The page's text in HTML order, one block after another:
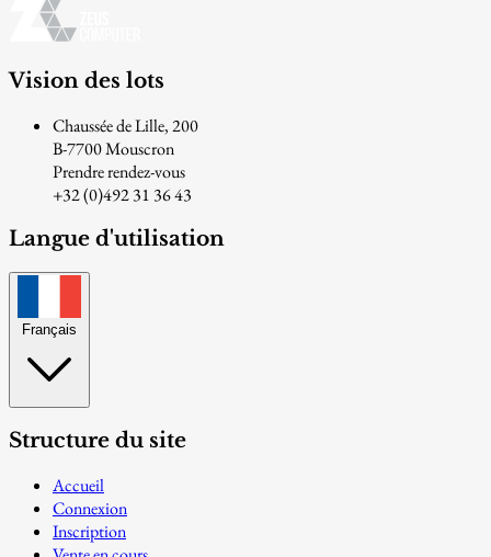
Vision des lots
Chaussée de Lille, 200
B-7700 Mouscron
Prendre rendez-vous
+32 (0)492 31 36 43
Langue d'utilisation
Français
Structure du site
Accueil
Connexion
Inscription